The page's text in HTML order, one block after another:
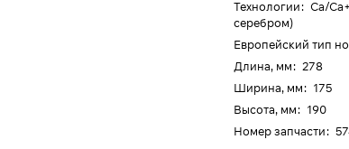
Технологии: Ca/
серебром)
Европейский тип
Длина, мм: 278
Ширина, мм: 175
Высота, мм: 190
Номер запчасти: